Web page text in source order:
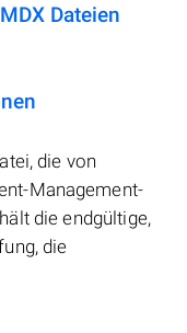
Dateien
die von
Management-
die endgültige,
die